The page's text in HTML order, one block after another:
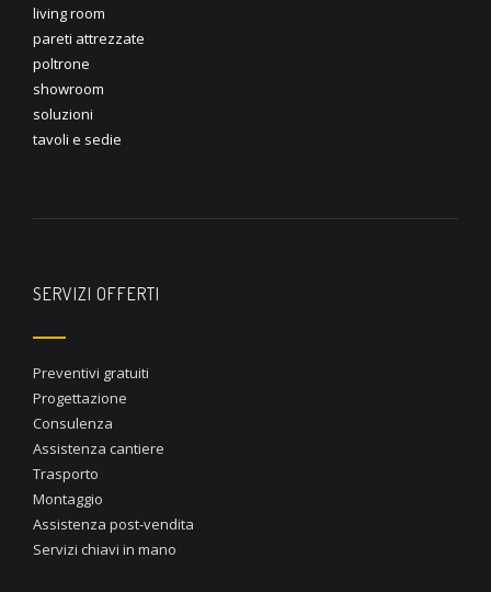
living room
pareti attrezzate
poltrone
showroom
soluzioni
tavoli e sedie
SERVIZI OFFERTI
Preventivi gratuiti
Progettazione
Consulenza
Assistenza cantiere
Trasporto
Montaggio
Assistenza post-vendita
Servizi chiavi in mano